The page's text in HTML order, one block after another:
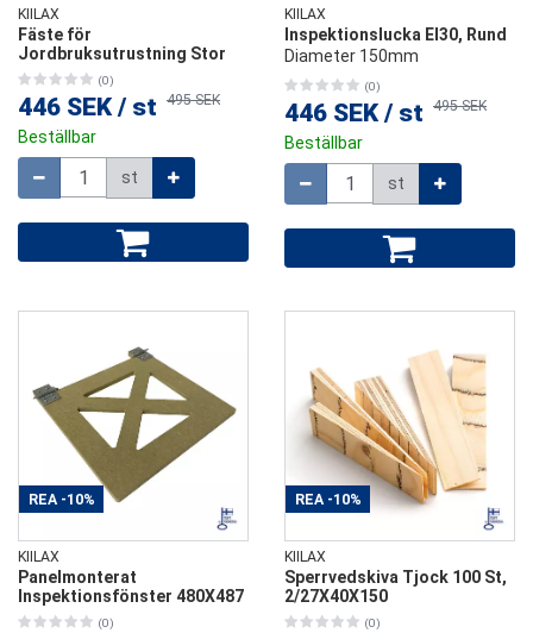
KIILAX
Fäste för
Jordbruksutrustning Stor
(0)
446 SEK / st 495 SEK
Beställbar
st
KIILAX
Inspektionslucka EI30, Rund
Diameter 150mm
(0)
446 SEK / st 495 SEK
Beställbar
st
REA -10%
KIILAX
Panelmonterat
Inspektionsfönster 480X487
(0)
REA -10%
KIILAX
Sperrvedskiva Tjock 100 St,
2/27X40X150
(0)